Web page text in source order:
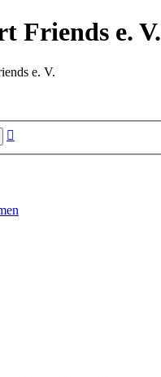
Friends e. V.
e. V.